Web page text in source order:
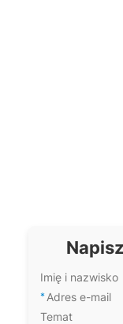
Imię i nazwisko
* Adres e-mail
Temat